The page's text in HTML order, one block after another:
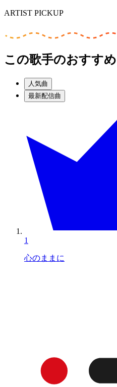
ARTIST PICKUP
この歌手のおすすめ
人気曲
最新配信曲
1
心のままに